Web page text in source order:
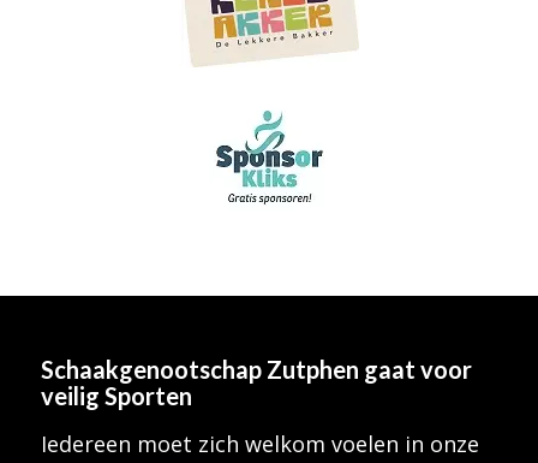
Schaakgenootschap Zutphen gaat voor
veilig Sporten
Iedereen moet zich welkom voelen in onze